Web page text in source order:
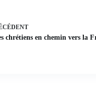
chrétiens en chemin vers la